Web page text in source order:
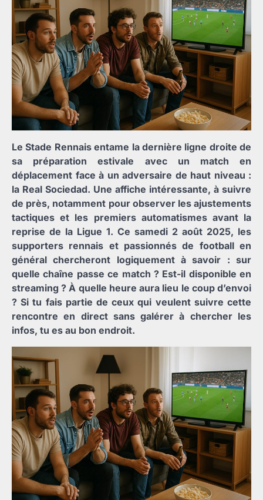
Le Stade Rennais entame la dernière ligne droite de
sa préparation estivale avec un match en
déplacement face à un adversaire de haut niveau :
la Real Sociedad. Une affiche intéressante, à suivre
de près, notamment pour observer les ajustements
tactiques et les premiers automatismes avant la
reprise de la Ligue 1. Ce samedi 2 août 2025, les
supporters rennais et passionnés de football en
général chercheront logiquement à savoir : sur
quelle chaîne passe ce match ? Est-il disponible en
streaming ? À quelle heure aura lieu le coup d’envoi
? Si tu fais partie de ceux qui veulent suivre cette
rencontre en direct sans galérer à chercher les
infos, tu es au bon endroit.